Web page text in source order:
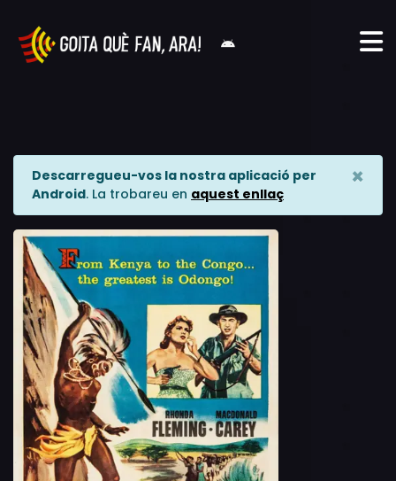
Descarregueu-vos la nostra aplicació per
Android. La trobareu en aquest enllaç
×